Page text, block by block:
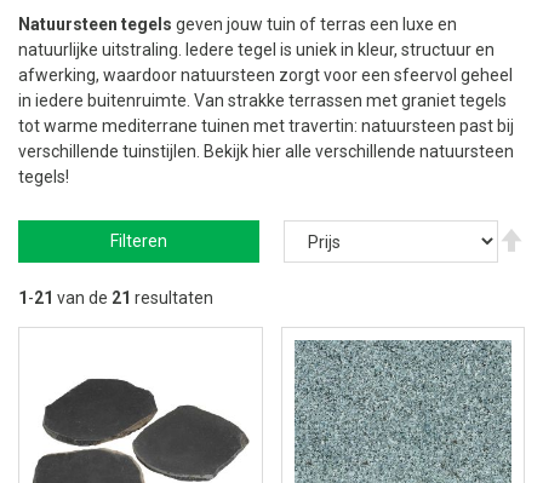
Natuursteen tegels geven jouw tuin of terras een luxe en
natuurlijke uitstraling. Iedere tegel is uniek in kleur, structuur en
afwerking, waardoor natuursteen zorgt voor een sfeervol geheel
in iedere buitenruimte. Van strakke terrassen met graniet tegels
tot warme mediterrane tuinen met travertin: natuursteen past bij
verschillende tuinstijlen. Bekijk hier alle verschillende natuursteen
tegels!
Filteren
1 -21 van de 21 resultaten